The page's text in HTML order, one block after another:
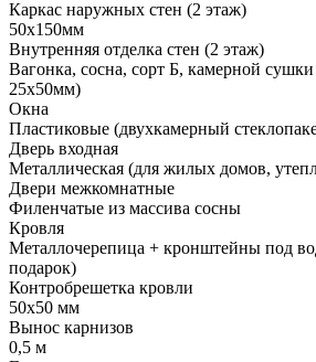
Каркас наружных стен (2 этаж)
50х150мм
Внутренняя отделка стен (2 этаж)
Вагонка, сосна, сорт Б, камерной
25х50мм)
Окна
Пластиковые (двухкамерный
Дверь входная
Металлическая (для жилых домов,
Двери межкомнатные
Филенчатые из массива сосны
Кровля
Металлочерепица + кронштейны под
подарок)
Контробрешетка кровли
50х50 мм
Вынос карнизов
0,5 м